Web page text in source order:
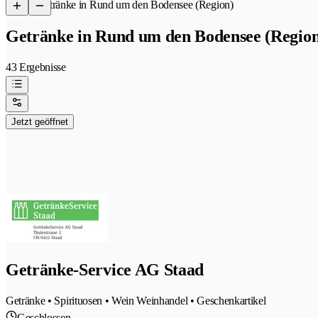
/Getränke in Rund um den Bodensee (Region)
Getränke in Rund um den Bodensee
43 Ergebnisse
Jetzt geöffnet
Getränke-Service AG Staad
Getränke • Spirituosen • Wein Weinhandel • Geschenkartikel